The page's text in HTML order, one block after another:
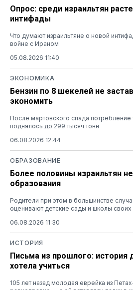
Опрос: среди израильтян
интифады
Что думают израильтяне о новой
войне с Ираном
05.08.2026 11:40
ЭКОНОМИКА
Бензин по 8 шекелей не
экономить
После мартовского спада потребление
поднялось до 299 тысяч тонн
06.08.2026 12:44
ОБРАЗОВАНИЕ
Более половины израильтян
образования
Родители при этом в большинстве
оценивают детские сады и школы своих
06.08.2026 11:30
ИСТОРИЯ
Письма из прошлого: история
хотела учиться
105 лет назад молодая еврейка из